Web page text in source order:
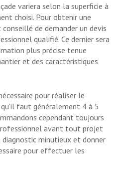
variera selon la superficie à
choisi. Pour obtenir une
de demander un devis
qualifié. Ce dernier sera
plus précise tenue
et des caractéristiques
pour réaliser le
faut généralement 4 à 5
cependant toujours
avant tout projet
diagnostic minutieux et donner
pour effectuer les